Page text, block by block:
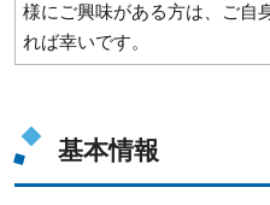
様にご興味がある方は、ご自
れば幸いです。
基本情報